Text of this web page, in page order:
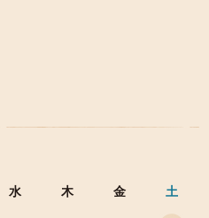
水 木 金 土